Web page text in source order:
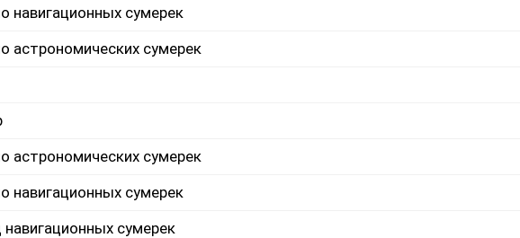
навигационных сумерек
астрономических сумерек
астрономических сумерек
навигационных сумерек
навигационных сумерек